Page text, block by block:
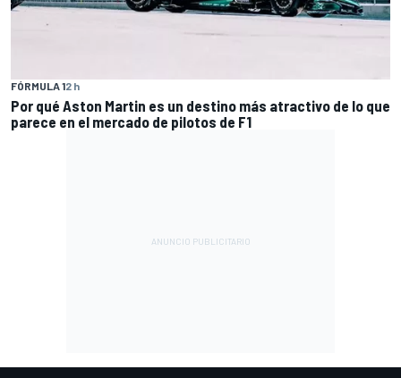
FÓRMULA 12 h
Por qué Aston Martin es un destino más atractivo de lo que
parece en el mercado de pilotos de F1